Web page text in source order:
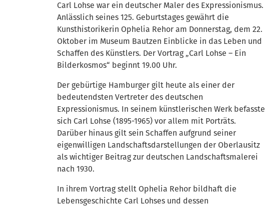
Carl Lohse war ein deutscher Maler des Expressionismus.
Anlässlich seines 125. Geburtstages gewährt die
Kunsthistorikerin Ophelia Rehor am Donnerstag, dem 22.
Oktober im Museum Bautzen Einblicke in das Leben und
Schaffen des Künstlers. Der Vortrag „Carl Lohse – Ein
Bilderkosmos“ beginnt 19.00 Uhr.
Der gebürtige Hamburger gilt heute als einer der
bedeutendsten Vertreter des deutschen
Expressionismus. In seinem künstlerischen Werk befasste
sich Carl Lohse (1895-1965) vor allem mit Porträts.
Darüber hinaus gilt sein Schaffen aufgrund seiner
eigenwilligen Landschaftsdarstellungen der Oberlausitz
als wichtiger Beitrag zur deutschen Landschaftsmalerei
nach 1930.
In ihrem Vortrag stellt Ophelia Rehor bildhaft die
Lebensgeschichte Carl Lohses und dessen